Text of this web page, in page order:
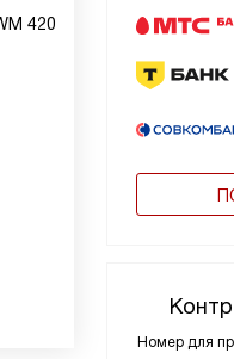
Номер для
420